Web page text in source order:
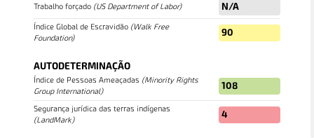
Trabalho forçado (US Department of Labor) N/A
Índice Global de Escravidão (Walk Free
Foundation) 90
AUTODETERMINAÇÃO
Índice de Pessoas Ameaçadas (Minority Rights
Group International) 108
Segurança jurídica das terras indígenas
(LandMark) 4
VISUALIZAÇÕES DO MAPA
Política de privacidade
In order to work as intended, this site store cookies on
your device. To learn more about the cookies we use,
please read our
Privacy Policy
Accept